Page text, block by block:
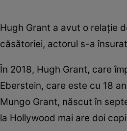
Hugh Grant a avut o relaţie
căsătoriei, actorul s-a
În 2018, Hugh Grant, care
Eberstein, care este cu 18
Mungo Grant, născut în
la Hollywood mai are doi